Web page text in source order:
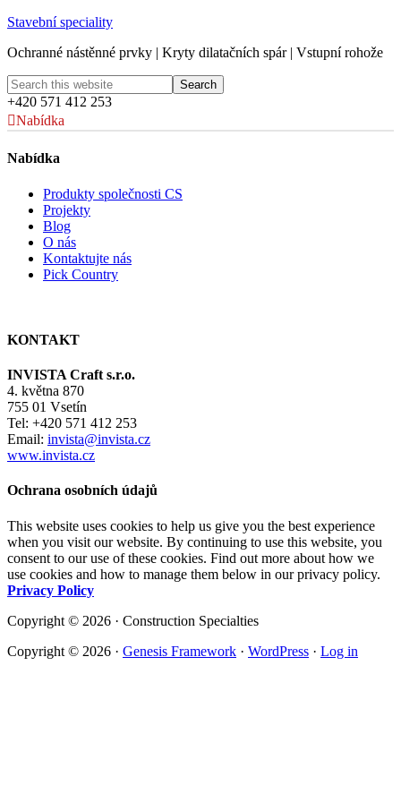
Stavební speciality
Ochranné nástěnné prvky | Kryty dilatačních spár | Vstupní rohože
+420 571 412 253
Nabídka
Nabídka
Produkty společnosti CS
Projekty
Blog
O nás
Kontaktujte nás
Pick Country
KONTAKT
INVISTA Craft s.r.o.
4. května 870
755 01 Vsetín
Tel: +420 571 412 253
Email: invista@invista.cz
www.invista.cz
Ochrana osobních údajů
This website uses cookies to help us give you the best experience
when you visit our website. By continuing to use this website, you
consent to our use of these cookies. Find out more about how we
use cookies and how to manage them below in our privacy policy.
Privacy Policy
Copyright © 2026 · Construction Specialties
Copyright © 2026 · Genesis Framework · WordPress · Log in